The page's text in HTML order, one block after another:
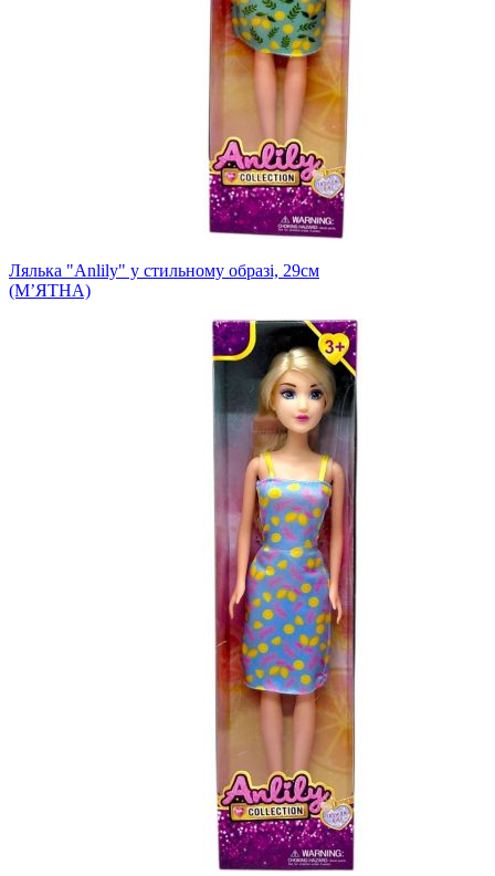
Лялька "Anlily" у стильному образі, 29см
(МʼЯТНА)